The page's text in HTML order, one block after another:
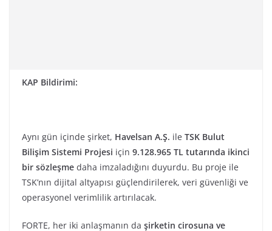
KAP Bildirimi:
Aynı gün içinde şirket, Havelsan A.Ş. ile TSK Bulut
Bilişim Sistemi Projesi için 9.128.965 TL tutarında ikinci
bir sözleşme daha imzaladığını duyurdu. Bu proje ile
TSK’nın dijital altyapısı güçlendirilerek, veri güvenliği ve
operasyonel verimlilik artırılacak.
FORTE, her iki anlaşmanın da şirketin cirosuna ve